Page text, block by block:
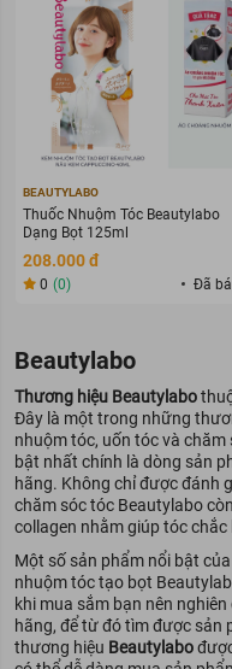
BEAUTYLABO
Thuốc Nhuộm Tóc Beautylabo
Dạng Bọt 125ml
208.000 đ
0 (0) Đã
Beautylabo
Thương hiệu Beautylabo
Đây là một trong những
nhuộm tóc, uốn tóc và
bật nhất chính là dòng sản
hãng. Không chỉ được đánh
chăm sóc tóc Beautylabo
collagen nhằm giúp tóc chắc
Một số sản phẩm nổi bật
nhuộm tóc tạo bọt
khi mua sắm bạn nên
hãng, để từ đó tìm được sản
thương hiệu Beautylabo